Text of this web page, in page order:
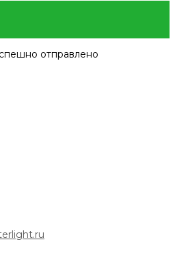
отправлено